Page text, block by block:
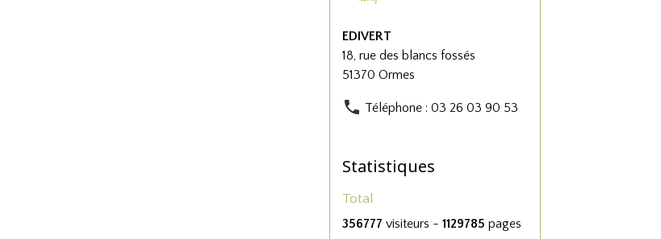
EDIVERT
18, rue des blancs fossés
51370 Ormes
Téléphone : 03 26 03 90 53
Statistiques
Total
356777 visiteurs -1129785 pages